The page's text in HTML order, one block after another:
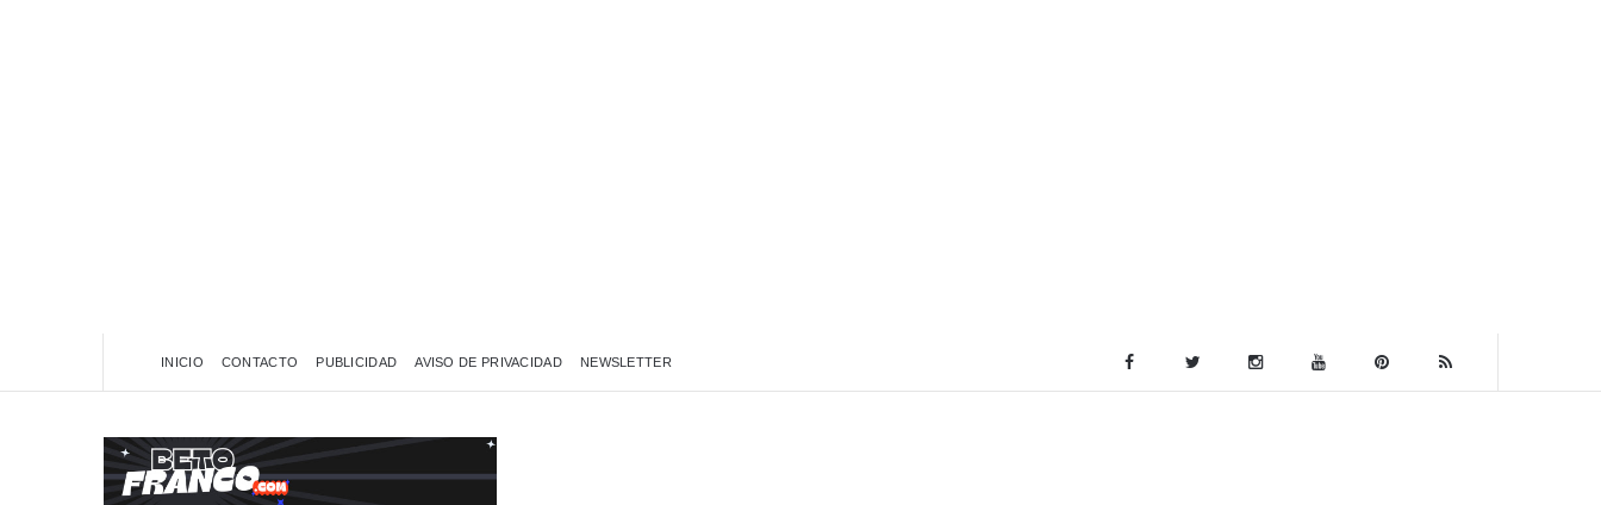
INICIO CONTACTO PUBLICIDAD AVISO DE PRIVACIDAD NEWSLETTER